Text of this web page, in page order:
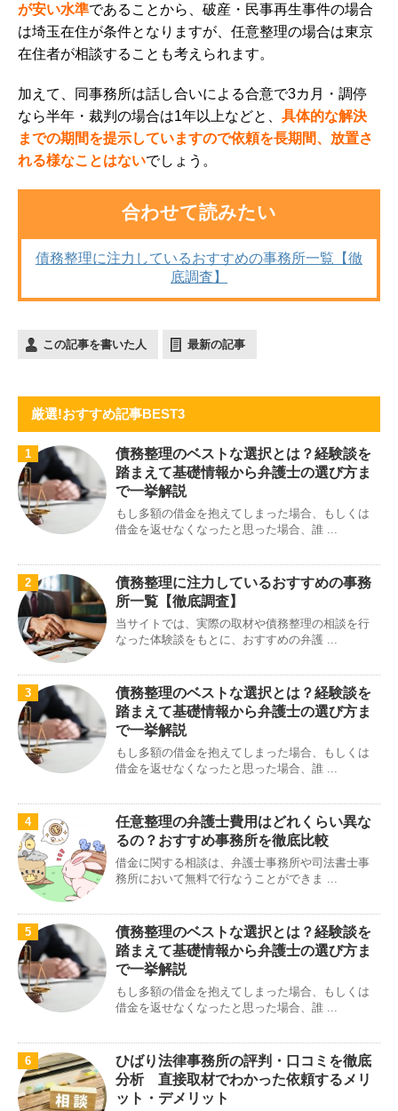
が安い水準であることから、破産・民事再生事件の場合
は埼玉在住が条件となりますが、任意整理の場合は東京
在住者が相談することも考えられます。
加えて、同事務所は話し合いによる合意で3カ月・調停
なら半年・裁判の場合は1年以上などと、 具体的な解決
までの期間を提示していますので依頼を長期間、放置さ
れる様なことはないでしょう。
合わせて読みたい
債務整理に注力しているおすすめの事務所一覧【徹
底調査】
この記事を書いた人 最新の記事
厳選!おすすめ記事BEST3
1
債務整理のベストな選択とは？経験談を
踏まえて基礎情報から弁護士の選び方ま
で一挙解説
もし多額の借金を抱えてしまった場合、もしくは
借金を返せなくなったと思った場合、誰 ...
2
債務整理に注力しているおすすめの事務
所一覧【徹底調査】
当サイトでは、実際の取材や債務整理の相談を行
なった体験談をもとに、おすすめの弁護 ...
3
債務整理のベストな選択とは？経験談を
踏まえて基礎情報から弁護士の選び方ま
で一挙解説
もし多額の借金を抱えてしまった場合、もしくは
借金を返せなくなったと思った場合、誰 ...
4
任意整理の弁護士費用はどれくらい異な
るの？おすすめ事務所を徹底比較
借金に関する相談は、弁護士事務所や司法書士事
務所において無料で行なうことができま ...
5
債務整理のベストな選択とは？経験談を
踏まえて基礎情報から弁護士の選び方ま
で一挙解説
もし多額の借金を抱えてしまった場合、もしくは
借金を返せなくなったと思った場合、誰 ...
6
ひばり法律事務所の評判・口コミを徹底
分析 直接取材でわかった依頼するメリ
ット・デメリット